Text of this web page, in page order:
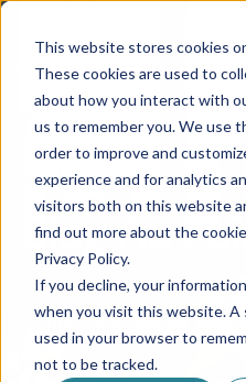
This website stores cookies
These cookies are used to
about how you interact with
us to remember you. We use
order to improve and
experience and for analytics
visitors both on this website
find out more about the
Privacy Policy.
If you decline, your
when you visit this website. A
used in your browser to
not to be tracked.
Blog Au
Des histoires vraies, des
pour vous guider dans